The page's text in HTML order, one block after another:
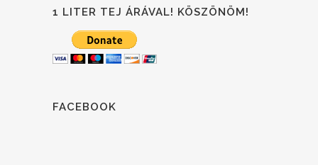
1 LITER TEJ ÁRÁVAL! KÖSZÖNÖM!
FACEBOOK